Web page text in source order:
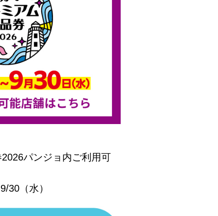
パンジョ内ご利用可
30（水）